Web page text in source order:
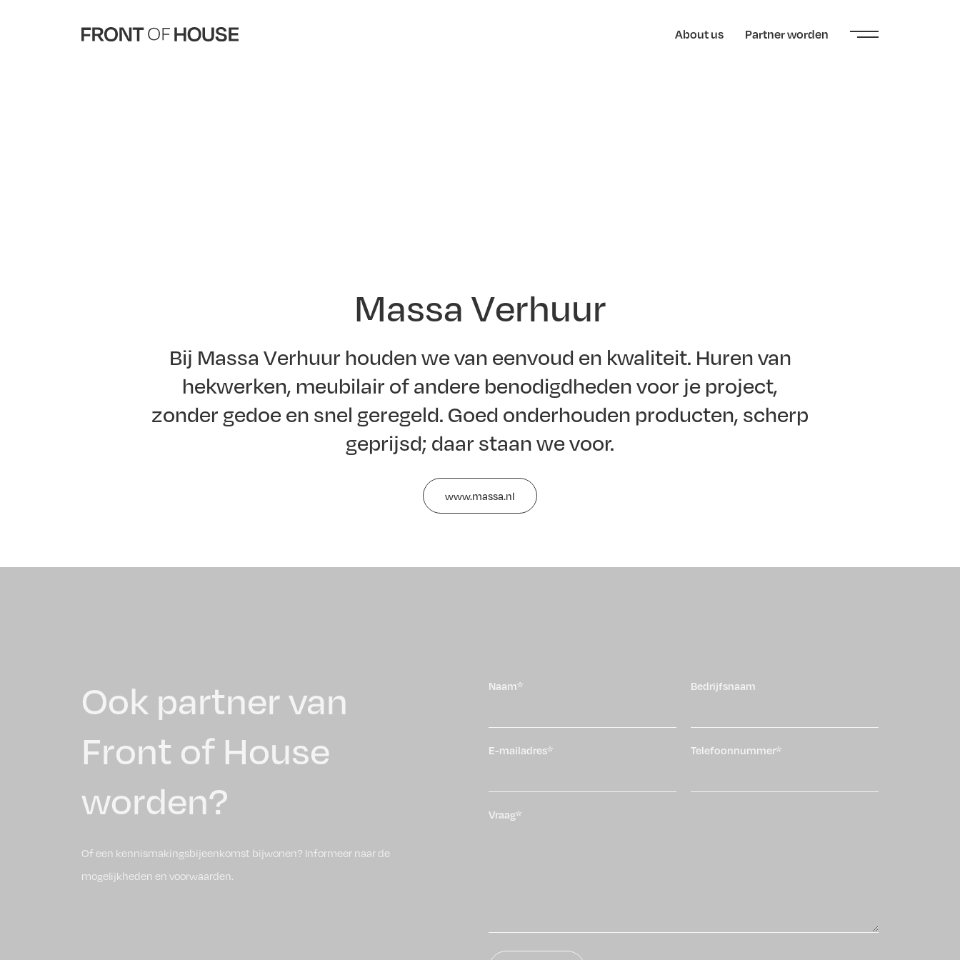
About us Partner worden
Massa Verhuur
Bij Massa Verhuur houden we van eenvoud en kwaliteit. Huren van
hekwerken, meubilair of andere benodigdheden voor je project,
zonder gedoe en snel geregeld. Goed onderhouden producten, scherp
geprijsd; daar staan we voor.
www.massa.nl
Ook partner van
Front of House
worden?
Of een kennismakingsbijeenkomst bijwonen? Informeer naar de
mogelijkheden en voorwaarden.
Naam* Bedrijfsnaam
E-mailadres* Telefoonnummer*
Vraag*